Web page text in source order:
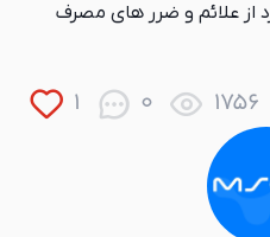
از علائم و ضرر های مصرف
1 0 1756